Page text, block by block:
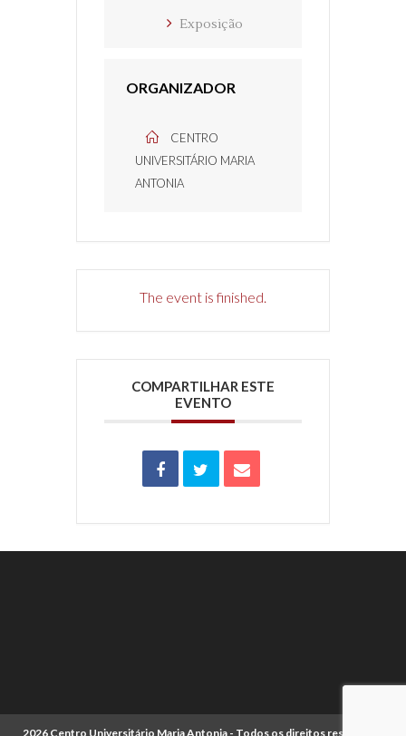
Exposição
ORGANIZADOR
CENTRO
UNIVERSITÁRIO MARIA
ANTONIA
The event is finished.
COMPARTILHAR ESTE
EVENTO
2026 Centro Universitário Maria Antonia - Todos os direitos reservados